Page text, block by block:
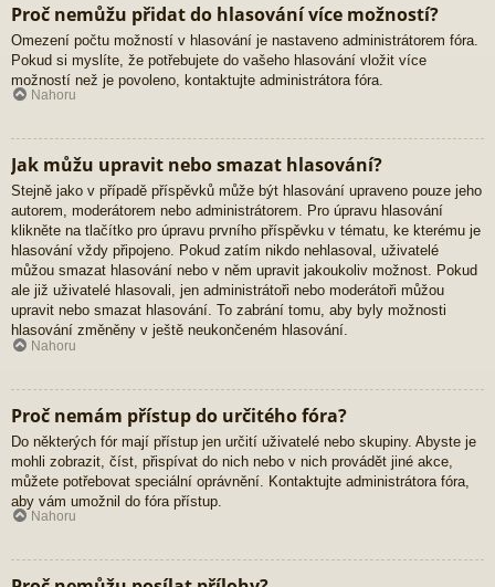
Proč nemůžu přidat do hlasování více možností?
Omezení počtu možností v hlasování je nastaveno administrátorem fóra.
Pokud si myslíte, že potřebujete do vašeho hlasování vložit více
možností než je povoleno, kontaktujte administrátora fóra.
Nahoru
Jak můžu upravit nebo smazat hlasování?
Stejně jako v případě příspěvků může být hlasování upraveno pouze jeho
autorem, moderátorem nebo administrátorem. Pro úpravu hlasování
klikněte na tlačítko pro úpravu prvního příspěvku v tématu, ke kterému je
hlasování vždy připojeno. Pokud zatím nikdo nehlasoval, uživatelé
můžou smazat hlasování nebo v něm upravit jakoukoliv možnost. Pokud
ale již uživatelé hlasovali, jen administrátoři nebo moderátoři můžou
upravit nebo smazat hlasování. To zabrání tomu, aby byly možnosti
hlasování změněny v ještě neukončeném hlasování.
Nahoru
Proč nemám přístup do určitého fóra?
Do některých fór mají přístup jen určití uživatelé nebo skupiny. Abyste je
mohli zobrazit, číst, přispívat do nich nebo v nich provádět jiné akce,
můžete potřebovat speciální oprávnění. Kontaktujte administrátora fóra,
aby vám umožnil do fóra přístup.
Nahoru